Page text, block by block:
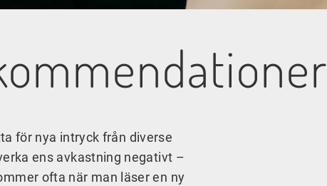
för nya intryck från diverse
ens avkastning negativt –
ofta när man läser en ny